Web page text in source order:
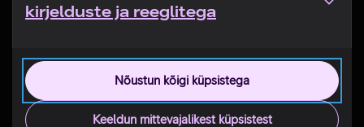
kirjelduste ja reeglitega
Nõustun kõigi küpsistega
Keeldun mittevajalikest küpsistest